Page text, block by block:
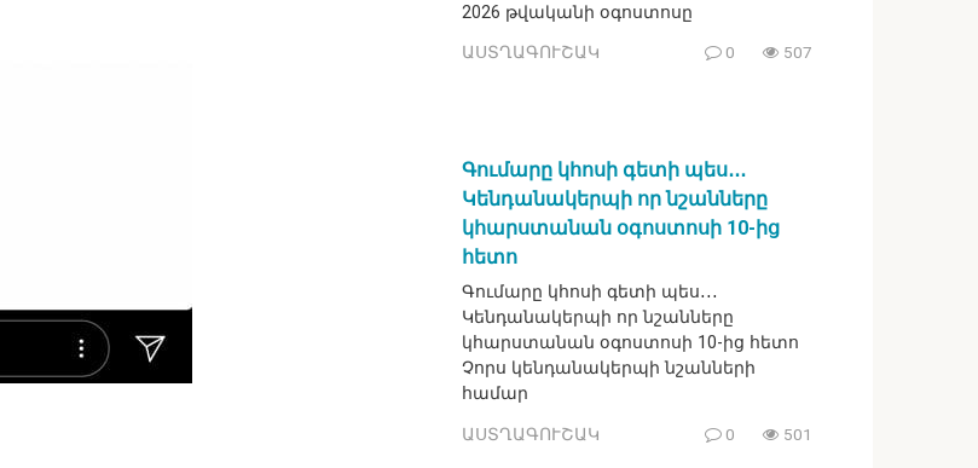
2026 թվականի օգոստոսը
ԱՍՏՂԱԳՈՒՇԱԿ 0 507
Գումարը կհոսի գետի պես․․․
Կենդանակերպի որ նշանները
կհարստանան օգոստոսի 10-ից
հետո
Գումարը կհոսի գետի պես․․․
Կենդանակերպի որ նշանները
կհարստանան օգոստոսի 10-ից հետո
Չորս կենդանակերպի նշանների
համար
ԱՍՏՂԱԳՈՒՇԱԿ 0 501